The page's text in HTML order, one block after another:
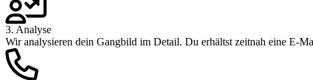
3. Analyse
Wir analysieren dein Gangbild im Detail. Du erhältst zeitnah eine E-